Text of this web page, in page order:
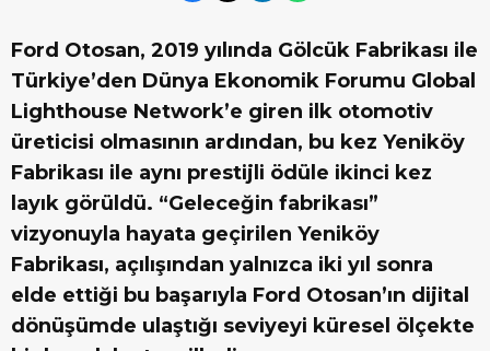
Ford Otosan, 2019 yılında Gölcük Fabrikası ile
Türkiye’den Dünya Ekonomik Forumu Global
Lighthouse Network’e giren ilk otomotiv
üreticisi olmasının ardından, bu kez Yeniköy
Fabrikası ile aynı prestijli ödüle ikinci kez
layık görüldü. “Geleceğin fabrikası”
vizyonuyla hayata geçirilen Yeniköy
Fabrikası, açılışından yalnızca iki yıl sonra
elde ettiği bu başarıyla Ford Otosan’ın dijital
dönüşümde ulaştığı seviyeyi küresel ölçekte